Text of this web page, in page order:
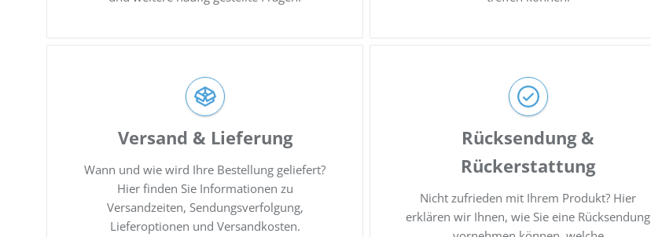
Versand & Lieferung
Wann und wie wird Ihre Bestellung geliefert?
Hier finden Sie Informationen zu
Versandzeiten, Sendungsverfolgung,
Lieferoptionen und Versandkosten.
Rücksendung &
Rückerstattung
Nicht zufrieden mit Ihrem Produkt? Hier
erklären wir Ihnen, wie Sie eine Rücksendung